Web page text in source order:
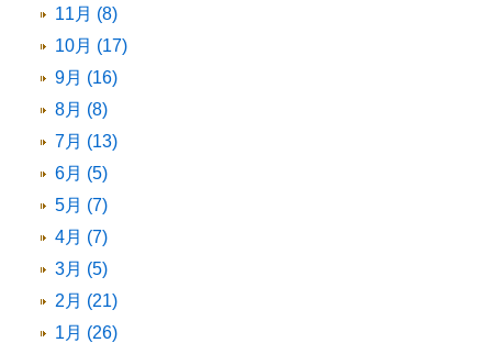
11月 (8)
10月 (17)
9月 (16)
8月 (8)
7月 (13)
6月 (5)
5月 (7)
4月 (7)
3月 (5)
2月 (21)
1月 (26)